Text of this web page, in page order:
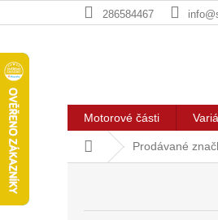
na
286584467
Motorové části
Domů Prodávané